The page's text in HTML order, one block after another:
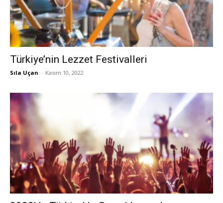
Türkiye’nin Lezzet Festivalleri
Sıla Uçan - Kasım 10, 2022